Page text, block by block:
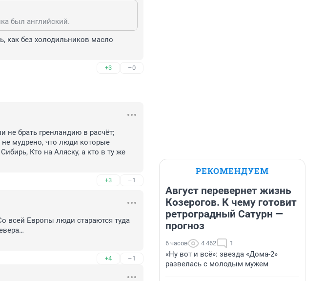
был английский.
как без холодильников масло
+3 –0
не брать гренландию в расчёт;
мудрено, что люди которые
Кто на Аляску, а кто в ту же
+3 –1
всей Европы люди стараются туда
+4 –1
РЕКОМЕНДУЕМ
Август перевернет жизнь
Козерогов. К чему готовит
ретроградный Сатурн —
прогноз
6 часов 4 462 1
«Ну вот и всё»: звезда «Дома-2»
развелась с молодым мужем